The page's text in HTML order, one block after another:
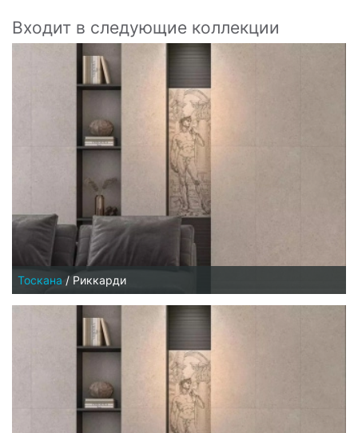
Входит в следующие коллекции
Тоскана / Риккарди